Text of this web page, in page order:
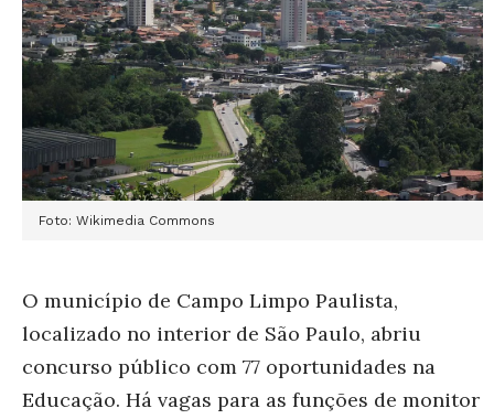
Foto: Wikimedia Commons
O município de Campo Limpo Paulista,
localizado no interior de São Paulo, abriu
concurso público com 77 oportunidades na
Educação. Há vagas para as funções de monitor